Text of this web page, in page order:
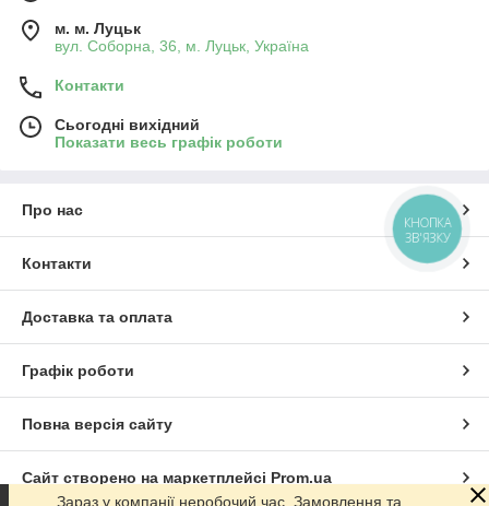
м. м. Луцьк
вул. Соборна, 36, м. Луцьк, Україна
Контакти
Сьогодні вихідний
Показати весь графік роботи
Про нас
Контакти
Доставка та оплата
Графік роботи
Повна версія сайту
Сайт створено на маркетплейсі Prom.ua
Зараз у компанії неробочий час. Замовлення та
КНОПКА
ЗВ'ЯЗКУ